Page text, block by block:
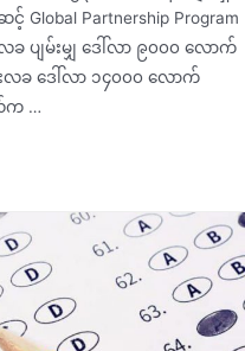
Partnership Program
ပျမ်းမျှ ဒေါ်လာ ၉၀၀၀ ​လောက်
လခ ဒေါ်လာ ၁၄၀၀၀ လောက်
က …